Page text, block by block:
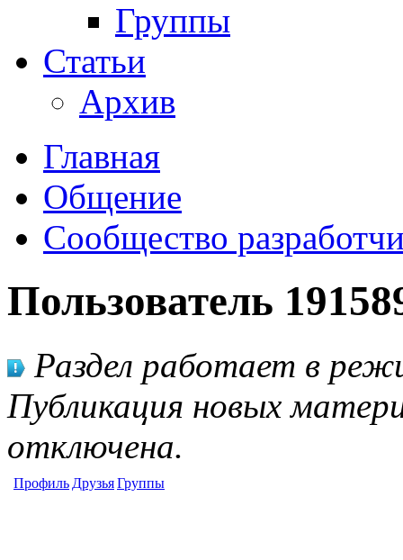
Группы
Статьи
Архив
Главная
Общение
Сообщество
Пользователь
Раздел работает в
Публикация новых
отключена.
Профиль ДрузьяГруппы